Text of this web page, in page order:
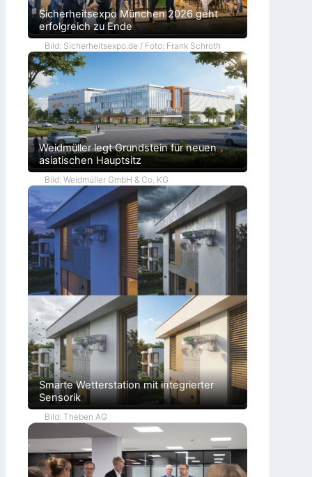
Sicherheitsexpo München 2026 geht
erfolgreich zu Ende
Bild: Sicherheitsexpo.de / Foto: Frank Schroth
Weidmüller legt Grundstein für neuen
asiatischen Hauptsitz
Bild: Weidmüller GmbH & Co. KG
Smarte Wetterstation mit integrierter
Sensorik
Bild: Theben AG